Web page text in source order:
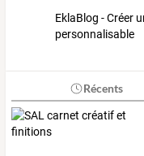
EklaBlog - Créer
personnalisable
Récents